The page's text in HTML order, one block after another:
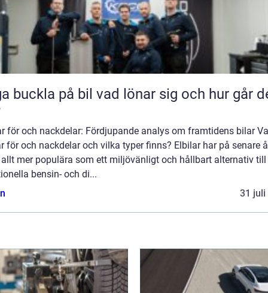
på bil vad lönar sig och hur går det
för och nackdelar: Fördjupande analys om framtidens bilar
för och nackdelar och vilka typer finns? Elbilar har på senare
mer populära som ett miljövänligt och hållbart alternativ till
bensin- och di...
31 juli